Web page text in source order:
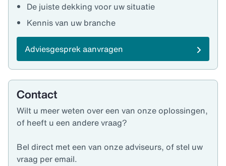
De juiste dekking voor uw situatie
Kennis van uw branche
Adviesgesprek aanvragen
Contact
Wilt u meer weten over een van onze oplossingen,
of heeft u een andere vraag?
Bel direct met een van onze adviseurs, of stel uw
vraag per email.